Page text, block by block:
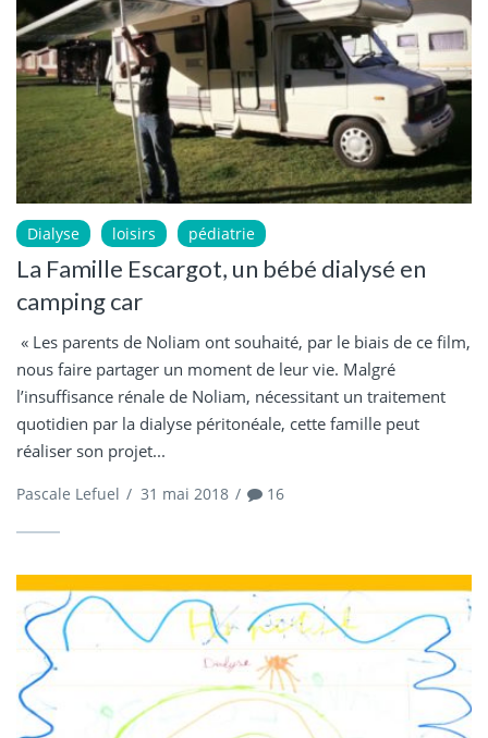
Dialyse loisirs pédiatrie
La Famille Escargot, un bébé dialysé en
camping car
« Les parents de Noliam ont souhaité, par le biais de ce film,
nous faire partager un moment de leur vie. Malgré
l’insuffisance rénale de Noliam, nécessitant un traitement
quotidien par la dialyse péritonéale, cette famille peut
réaliser son projet...
Pascale Lefuel / 31 mai 2018 / 16